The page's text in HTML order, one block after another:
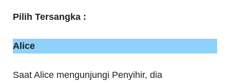
Pilih Tersangka :
Alice
Saat Alice mengunjungi Penyihir, dia